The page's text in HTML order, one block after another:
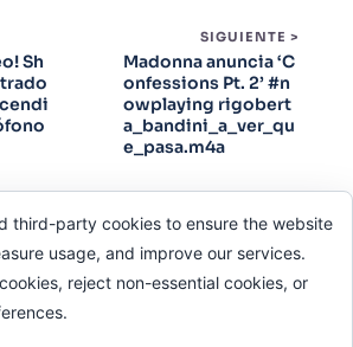
Sh
SIGUIENTE >
Madonna anuncia ‘C
onfessions Pt. 2’ #n
owplaying rigobert
a_bandini_a_ver_qu
e_pasa.m4a
third-party cookies to ensure the website
usage, and improve our services.
reject non-essential cookies, or